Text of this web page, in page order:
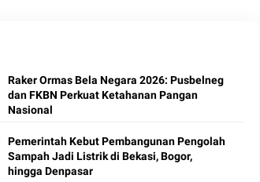
Raker Ormas Bela Negara 2026: Pusbelneg
dan FKBN Perkuat Ketahanan Pangan
Nasional
Pemerintah Kebut Pembangunan Pengolah
Sampah Jadi Listrik di Bekasi, Bogor,
hingga Denpasar